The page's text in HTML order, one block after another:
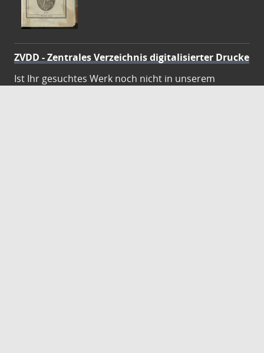
ZVDD - Zentrales Verzeichnis digitalisierter Drucke
Ist Ihr gesuchtes Werk noch nicht in unserem